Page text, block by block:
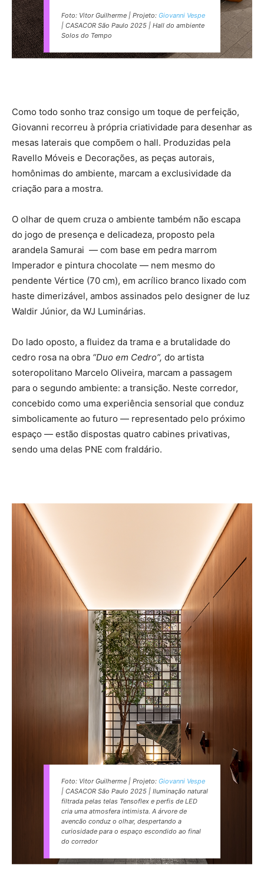
Foto: Vitor Guilherme | Projeto: Giovanni Vespe
| CASACOR São Paulo 2025 | Hall do ambiente
Solos do Tempo
Como todo sonho traz consigo um toque de perfeição,
Giovanni recorreu à própria criatividade para desenhar as
mesas laterais que compõem o hall. Produzidas pela
Ravello Móveis e Decorações, as peças autorais,
homônimas do ambiente, marcam a exclusividade da
criação para a mostra.
O olhar de quem cruza o ambiente também não escapa
do jogo de presença e delicadeza, proposto pela
arandela Samurai — com base em pedra marrom
Imperador e pintura chocolate — nem mesmo do
pendente Vértice (70 cm), em acrílico branco lixado com
haste dimerizável, ambos assinados pelo designer de luz
Waldir Júnior, da WJ Luminárias.
Do lado oposto, a fluidez da trama e a brutalidade do
cedro rosa na obra “Duo em Cedro”, do artista
soteropolitano Marcelo Oliveira, marcam a passagem
para o segundo ambiente: a transição. Neste corredor,
concebido como uma experiência sensorial que conduz
simbolicamente ao futuro — representado pelo próximo
espaço — estão dispostas quatro cabines privativas,
sendo uma delas PNE com fraldário.
Foto: Vitor Guilherme | Projeto: Giovanni Vespe
| CASACOR São Paulo 2025 | Iluminação natural
filtrada pelas telas Tensoflex e perfis de LED
cria uma atmosfera intimista. A árvore de
avencão conduz o olhar, despertando a
curiosidade para o espaço escondido ao final
do corredor